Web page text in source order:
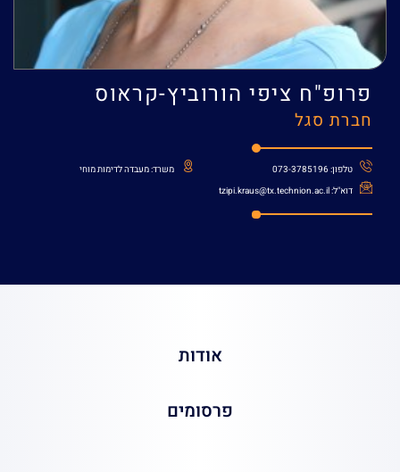
ציפי הורוביץ-קראוס
אודות
פרסומים